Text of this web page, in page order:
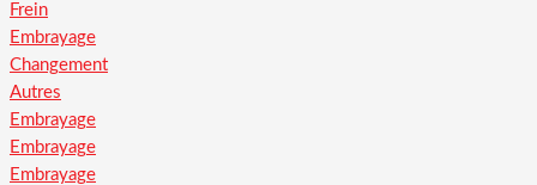
Frein
Embrayage
Changement
Autres
Embrayage
Embrayage
Embrayage